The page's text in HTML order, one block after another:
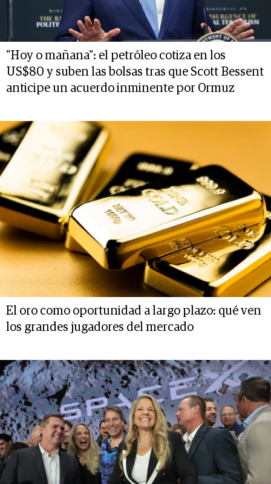
"Hoy o mañana": el petróleo cotiza en los
US$80 y suben las bolsas tras que Scott Bessent
anticipe un acuerdo inminente por Ormuz
El oro como oportunidad a largo plazo: qué ven
los grandes jugadores del mercado